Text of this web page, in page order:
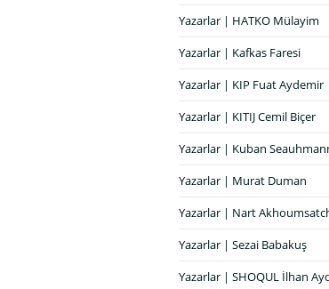
Yazarlar | HATKO Mülayim
Yazarlar | Kafkas Faresi
Yazarlar | KIP Fuat Aydemir
Yazarlar | KITIJ Cemil Biçer
Yazarlar | Kuban
Yazarlar | Murat Duman
Yazarlar | Nart
Yazarlar | Sezai Babakuş
Yazarlar | SHOQUL İlhan